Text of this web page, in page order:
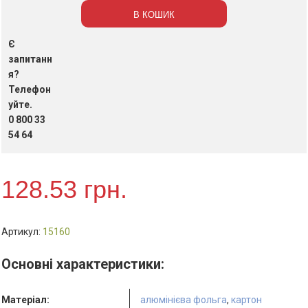
кількість
В КОШИК
Є
запитанн
я?
Телефон
уйте.
0 800 33
54 64
128.53 грн.
Артикул: 15160
Основні характеристики:
Матеріал: алюмінієва фольга, картон